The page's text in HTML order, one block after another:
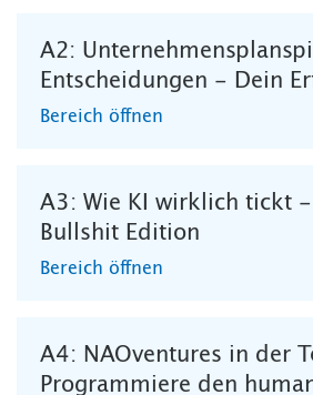
A2:
Entscheidungen - Dein
Bereich öffnen
A3: Wie KI wirklich tickt
Bullshit Edition
Bereich öffnen
A4: NAOventures in der
Programmiere den